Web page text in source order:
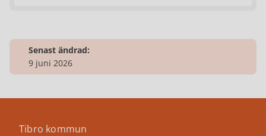
Senast ändrad:
9 juni 2026
Tibro kommun